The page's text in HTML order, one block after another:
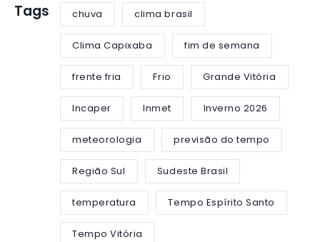
Tags chuva clima brasil
Clima Capixaba fim de semana
frente fria Frio Grande Vitória
Incaper Inmet Inverno 2026
meteorologia previsão do tempo
Região Sul Sudeste Brasil
temperatura Tempo Espírito Santo
Tempo Vitória